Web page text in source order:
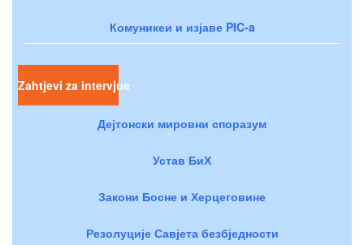
Комуникеи и изјаве PIC-a
Zahtjevi za intervjue
Дејтонски мировни споразум
Устав БиХ
Закони Босне и Херцеговине
Резолуције Савјета безбједности